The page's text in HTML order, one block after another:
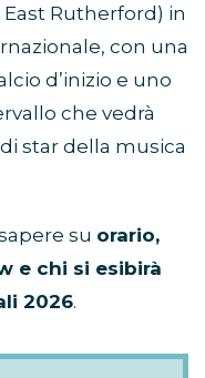
Rutherford) in
con una
d’inizio e uno
che vedrà
star della musica
su orario,
e chi si esibirà
2026.